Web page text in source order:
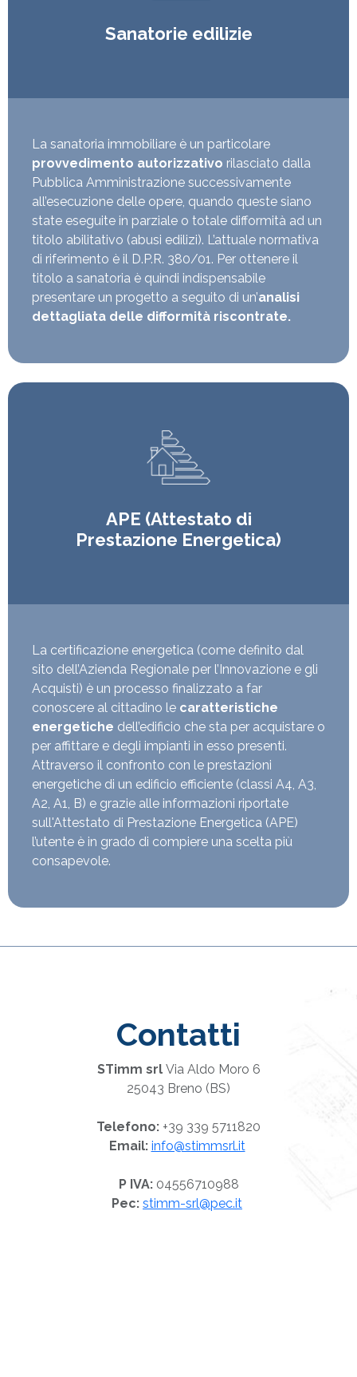
Sanatorie edilizie
La sanatoria immobiliare è un particolare
provvedimento autorizzativo rilasciato dalla
Pubblica Amministrazione successivamente
all’esecuzione delle opere, quando queste siano
state eseguite in parziale o totale difformità ad un
titolo abilitativo (abusi edilizi). L’attuale normativa
di riferimento è il D.P.R. 380/01. Per ottenere il
titolo a sanatoria è quindi indispensabile
presentare un progetto a seguito di un’analisi
dettagliata delle difformità riscontrate.
APE (Attestato di
Prestazione Energetica)
La certificazione energetica (come definito dal
sito dell’Azienda Regionale per l’Innovazione e gli
Acquisti) è un processo finalizzato a far
conoscere al cittadino le caratteristiche
energetiche dell’edificio che sta per acquistare o
per affittare e degli impianti in esso presenti.
Attraverso il confronto con le prestazioni
energetiche di un edificio efficiente (classi A4, A3,
A2, A1, B) e grazie alle informazioni riportate
sull'Attestato di Prestazione Energetica (APE)
l’utente è in grado di compiere una scelta più
consapevole.
Contatti
STimm srl Via Aldo Moro 6
25043 Breno (BS)
Telefono: +39 339 5711820
Email: info@stimmsrl.it
P IVA:04556710988
Pec: stimm-srl@pec.it